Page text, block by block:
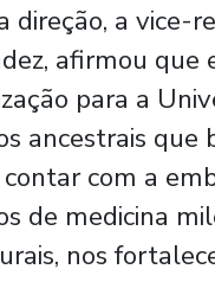
direção, a vice-
afirmou
para a
ancestrais
com a
de medicina
nos